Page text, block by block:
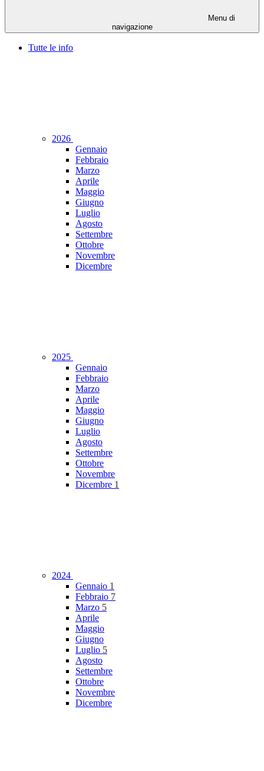
Menu di
navigazione
Tutte le info
2026
Gennaio
Febbraio
Marzo
Aprile
Maggio
Giugno
Luglio
Agosto
Settembre
Ottobre
Novembre
Dicembre
2025
Gennaio
Febbraio
Marzo
Aprile
Maggio
Giugno
Luglio
Agosto
Settembre
Ottobre
Novembre
Dicembre 1
2024
Gennaio 1
Febbraio 7
Marzo 5
Aprile
Maggio
Giugno
Luglio 5
Agosto
Settembre
Ottobre
Novembre
Dicembre